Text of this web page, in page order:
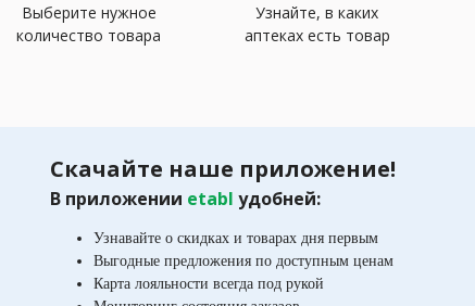
Выберите нужное
количество товара
Узнайте, в каких
аптеках есть товар
Скачайте наше приложение!
В приложении etabl удобней:
Узнавайте о скидках и товарах дня первым
Выгодные предложения по доступным ценам
Карта лояльности всегда под рукой